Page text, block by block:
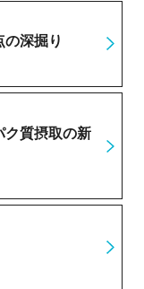
の深掘り
ク質摂取の新